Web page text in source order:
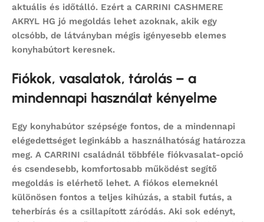
aktuális és időtálló. Ezért a CARRINI CASHMERE
AKRYL HG jó megoldás lehet azoknak, akik egy
olcsóbb, de látványban mégis igényesebb elemes
konyhabútort keresnek.
Fiókok, vasalatok, tárolás – a
mindennapi használat kényelme
Egy konyhabútor szépsége fontos, de a mindennapi
elégedettséget leginkább a használhatóság határozza
meg. A CARRINI családnál többféle fiókvasalat-opció
és csendesebb, komfortosabb működést segítő
megoldás is elérhető lehet. A fiókos elemeknél
különösen fontos a teljes kihúzás, a stabil futás, a
teherbírás és a csillapított záródás. Aki sok edényt,